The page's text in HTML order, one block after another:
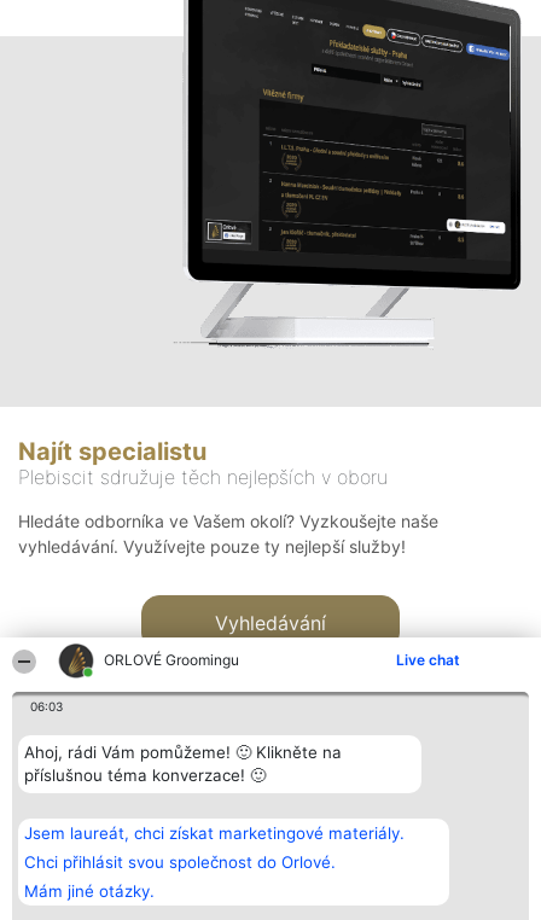
ORLOVÉ Groomingu Live chat
06:03
Ahoj, rádi Vám pomůžeme! 🙂 Klikněte na
příslušnou téma konverzace! 🙂
Jsem laureát, chci získat marketingové materiály.
Chci přihlásit svou společnost do Orlové.
Mám jiné otázky.
Najít specialistu
Plebiscit sdružuje těch nejlepších v oboru
Hledáte odborníka ve Vašem okolí? Vyzkoušejte naše
vyhledávání. Využívejte pouze ty nejlepší služby!
Vyhledávání
Bright Side Solutions sp. z o.
o. sp. k.
ul. Ruska 22
Wrocław 50-079
KRS 0000749100 | Regon
381313360 | NIP 8943132676
Vítězové
Seznam všech
laureátů
Zásady
Zásady
Kontakt